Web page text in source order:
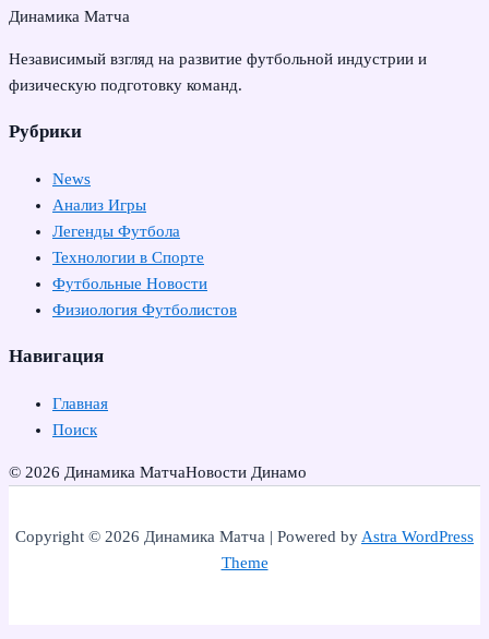
Динамика Матча
Независимый взгляд на развитие футбольной индустрии и
физическую подготовку команд.
Рубрики
News
Анализ Игры
Легенды Футбола
Технологии в Спорте
Футбольные Новости
Физиология Футболистов
Навигация
Главная
Поиск
© 2026 Динамика МатчаНовости Динамо
Copyright © 2026 Динамика Матча | Powered byAstra WordPress
Theme